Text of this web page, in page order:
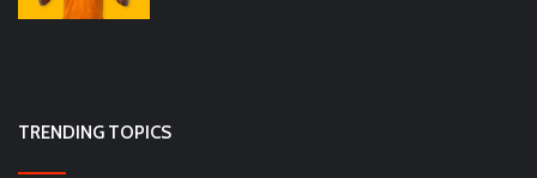
TRENDING TOPICS